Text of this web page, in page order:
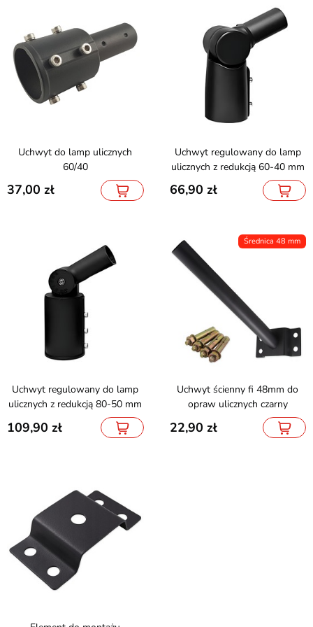
Uchwyt do lamp ulicznych
60/40
37,00
Uchwyt regulowany do lamp
ulicznych z redukcją 60-40 mm
66,90
Uchwyt regulowany do lamp
ulicznych z redukcją 80-50 mm
109,90
Średnica 48 mm
Uchwyt ścienny fi 48mm do
opraw ulicznych czarny
22,90